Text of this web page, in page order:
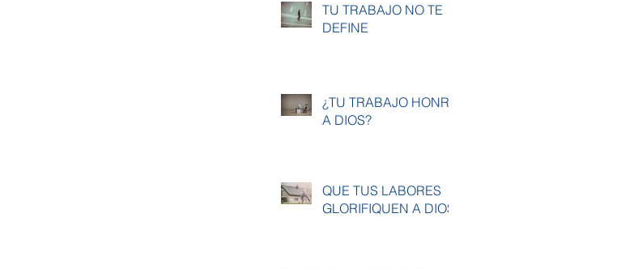
TU TRABAJO NO TE
DEFINE
¿TU TRABAJO HONRA
A DIOS?
QUE TUS LABORES
GLORIFIQUEN A DIOS